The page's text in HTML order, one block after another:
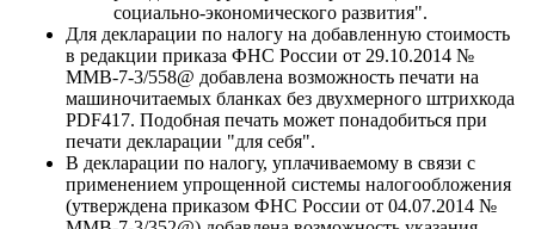
социально-экономического развития".
Для декларации по налогу на добавленную стоимость
в редакции приказа ФНС России от 29.10.2014 №
ММВ-7-3/558@ добавлена возможность печати на
машиночитаемых бланках без двухмерного штрихкода
PDF417. Подобная печать может понадобиться при
печати декларации "для себя".
В декларации по налогу, уплачиваемому в связи с
применением упрощенной системы налогообложения
(утверждена приказом ФНС России от 04.07.2014 №